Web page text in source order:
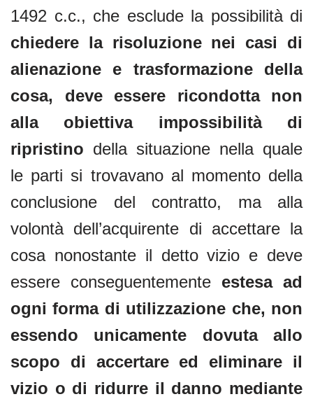
1492 c.c., che esclude la possibilità di
chiedere la risoluzione nei casi di
alienazione e trasformazione della
cosa, deve essere ricondotta non
alla obiettiva impossibilità di
ripristino della situazione nella quale
le parti si trovavano al momento della
conclusione del contratto, ma alla
volontà dell’acquirente di accettare la
cosa nonostante il detto vizio e deve
essere conseguentemente estesa ad
ogni forma di utilizzazione che, non
essendo unicamente dovuta allo
scopo di accertare ed eliminare il
vizio o di ridurre il danno mediante